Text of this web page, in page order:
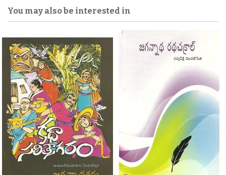
You may also be interested in